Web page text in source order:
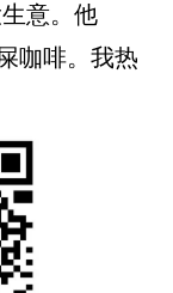
意。他
咖啡。我热